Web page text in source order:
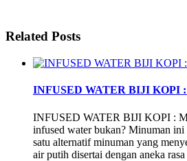
Related Posts
INFUSED WATER BIJI
INFUSED WATER BIJI KOPI :
infused water bukan? Minuman ini
satu alternatif minuman yang
air putih disertai dengan aneka